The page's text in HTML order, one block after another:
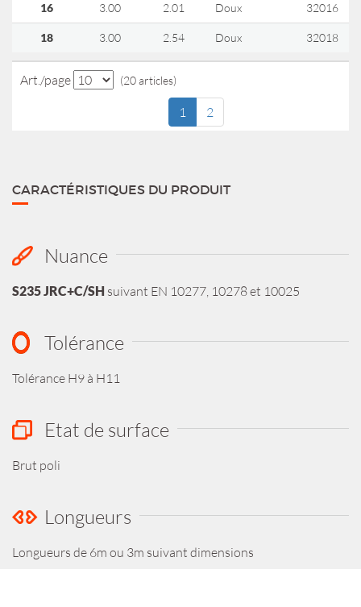
16 3.00 2.01 Doux 32016
18 3.00 2.54 Doux 32018
Art./page (20 articles)
1 2
CARACTÉRISTIQUES DU PRODUIT
Nuance
S235 JRC+C/SH suivant EN 10277, 10278 et 10025
Tolérance
Tolérance H9 à H11
Etat de surface
Brut poli
Longueurs
Longueurs de 6m ou 3m suivant dimensions